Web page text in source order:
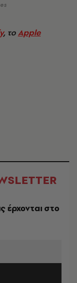
, τοApple
έρχονται στο